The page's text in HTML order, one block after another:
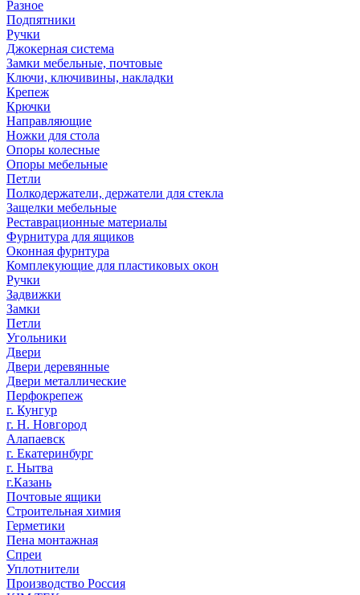
Разное
Подпятники
Ручки
Джокерная система
Замки мебельные, почтовые
Ключи, ключивины, накладки
Крепеж
Крючки
Направляющие
Ножки для стола
Опоры колесные
Опоры мебельные
Петли
Полкодержатели, держатели для стекла
Защелки мебельные
Реставрационные материалы
Фурнитура для ящиков
Оконная фурнтура
Комплекующие для пластиковых окон
Ручки
Задвижки
Замки
Петли
Угольники
Двери
Двери деревянные
Двери металлические
Перфокрепеж
г. Кунгур
г. Н. Новгород
Алапаевск
г. Екатеринбург
г. Нытва
г.Казань
Почтовые ящики
Строительная химия
Герметики
Пена монтажная
Спреи
Уплотнители
Производство Россия